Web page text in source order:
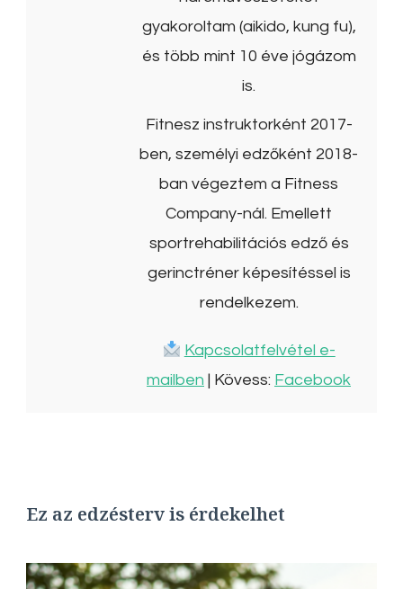
gyakoroltam (aikido, kung fu),
és több mint 10 éve jógázom
is.
Fitnesz instruktorként 2017-
ben, személyi edzőként 2018-
ban végeztem a Fitness
Company-nál. Emellett
sportrehabilitációs edző és
gerinctréner képesítéssel is
rendelkezem.
Kapcsolatfelvétel e-
mailben | Kövess: Facebook
Ez az edzésterv is érdekelhet